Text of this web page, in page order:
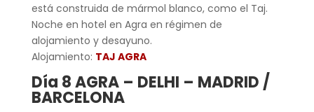
está construida de mármol blanco, como el Taj.
Noche en hotel en Agra en régimen de
alojamiento y desayuno.
Alojamiento: TAJ AGRA
Día 8 AGRA – DELHI – MADRID /
BARCELONA